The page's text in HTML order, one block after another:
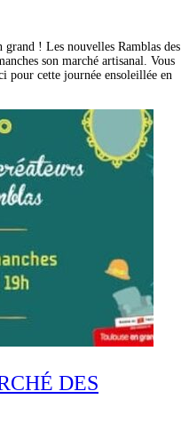
! Les nouvelles Ramblas des
son marché artisanal. Vous
pour cette journée ensoleillée en
DES